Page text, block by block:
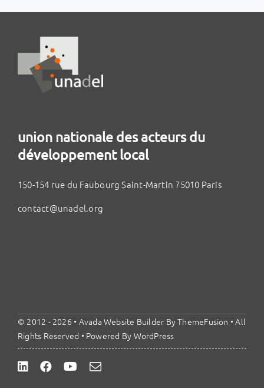
union nationale des acteurs du
développement local
150-154 rue du Faubourg Saint-Martin 75010 Paris
contact@unadel.org
© 2012 - 2026 • Avada Website Builder ByThemeFusion • All
Rights Reserved • Powered By WordPress